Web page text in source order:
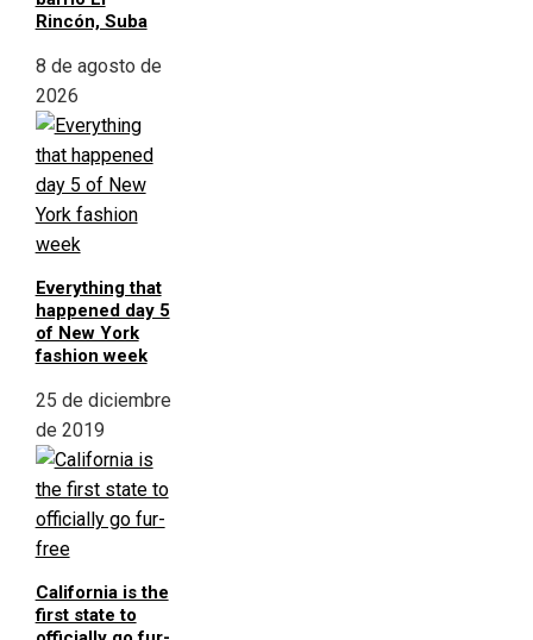
Rincón, Suba
8 de agosto de
2026
Everything that
happened day 5
of New York
fashion week
25 de diciembre
de 2019
California is the
first state to